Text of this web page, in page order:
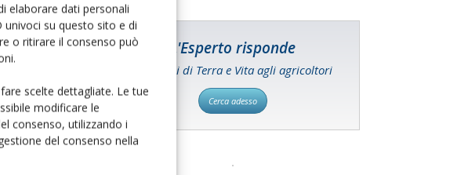
elaborare dati personali
su questo sito e di
o ritirare il consenso può
scelte dettagliate. Le tue
modificare le
consenso, utilizzando i
del consenso nella
L'Esperto risponde
I consigli di Terra e Vita agli agricoltori
Cerca adesso